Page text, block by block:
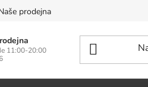
prodejna
11:00-20:00